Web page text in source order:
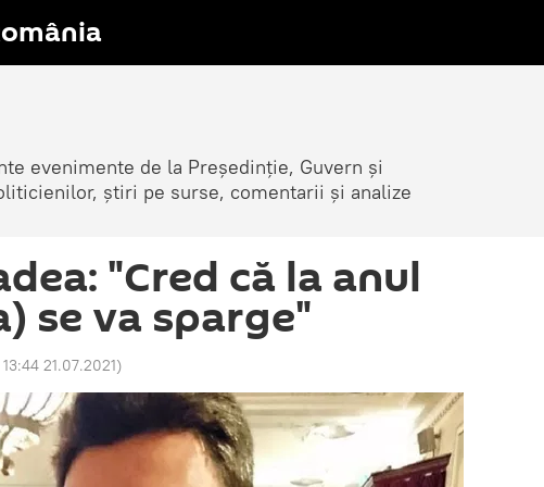
evenimente de la Președinție, Guvern și
știri pe surse, comentarii și analize
"Cred că la anul
se va sparge"
13:44 21.07.2021)